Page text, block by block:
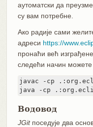
аутоматски да
су вам потребне.
Ако радије сами
адреси https://
пронаћи већ изграђене
следећи начин можете
javac -cp
java -cp
Водовод
JGitпоседује два